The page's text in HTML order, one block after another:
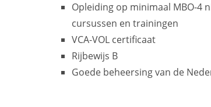
Opleiding op minimaal MBO-4
cursussen en trainingen
VCA-VOL certificaat
Rijbewijs B
Goede beheersing van de